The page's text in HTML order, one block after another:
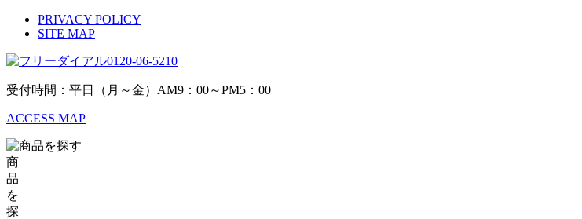
PRIVACY POLICY
SITE MAP
0120-06-5210
受付時間：平日（月～金）AM9：00～PM5：00
ACCESS MAP
商
品
を
探